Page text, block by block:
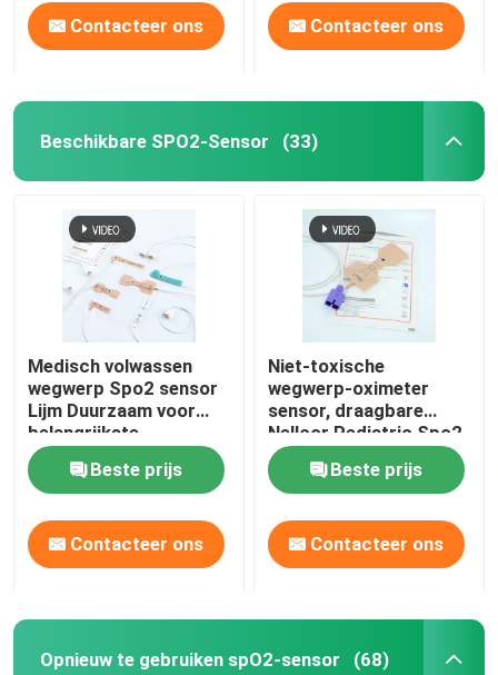
Thuis
Over ons
Contacteer ons Contacteer ons
Beschikbare SPO2-Sensor (33)
Medisch volwassen
wegwerp Spo2 sensor
Lijm Duurzaam voor
belangrijkste
merkmonitors
Beste prijs
Contacteer ons
Niet-toxische
wegwerp-oximeter
sensor, draagbare
Nellcor Pediatric Spo2
sensor.
Beste prijs
Contacteer ons
Opnieuw te gebruiken spO2-sensor (68)